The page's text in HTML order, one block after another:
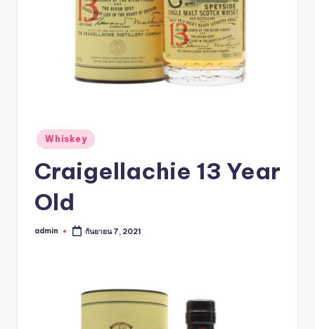
Whiskey
Craigellachie 13 Year
Old
admin กันยายน 7, 2021